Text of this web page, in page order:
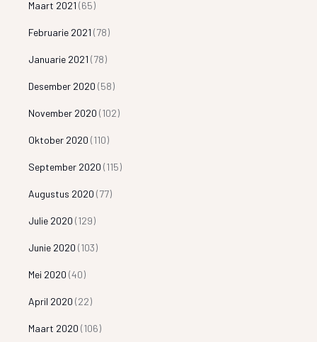
Maart 2021 (65)
Februarie 2021 (78)
Januarie 2021 (78)
Desember 2020 (58)
November 2020 (102)
Oktober 2020 (110)
September 2020 (115)
Augustus 2020 (77)
Julie 2020 (129)
Junie 2020 (103)
Mei 2020 (40)
April 2020 (22)
Maart 2020 (106)